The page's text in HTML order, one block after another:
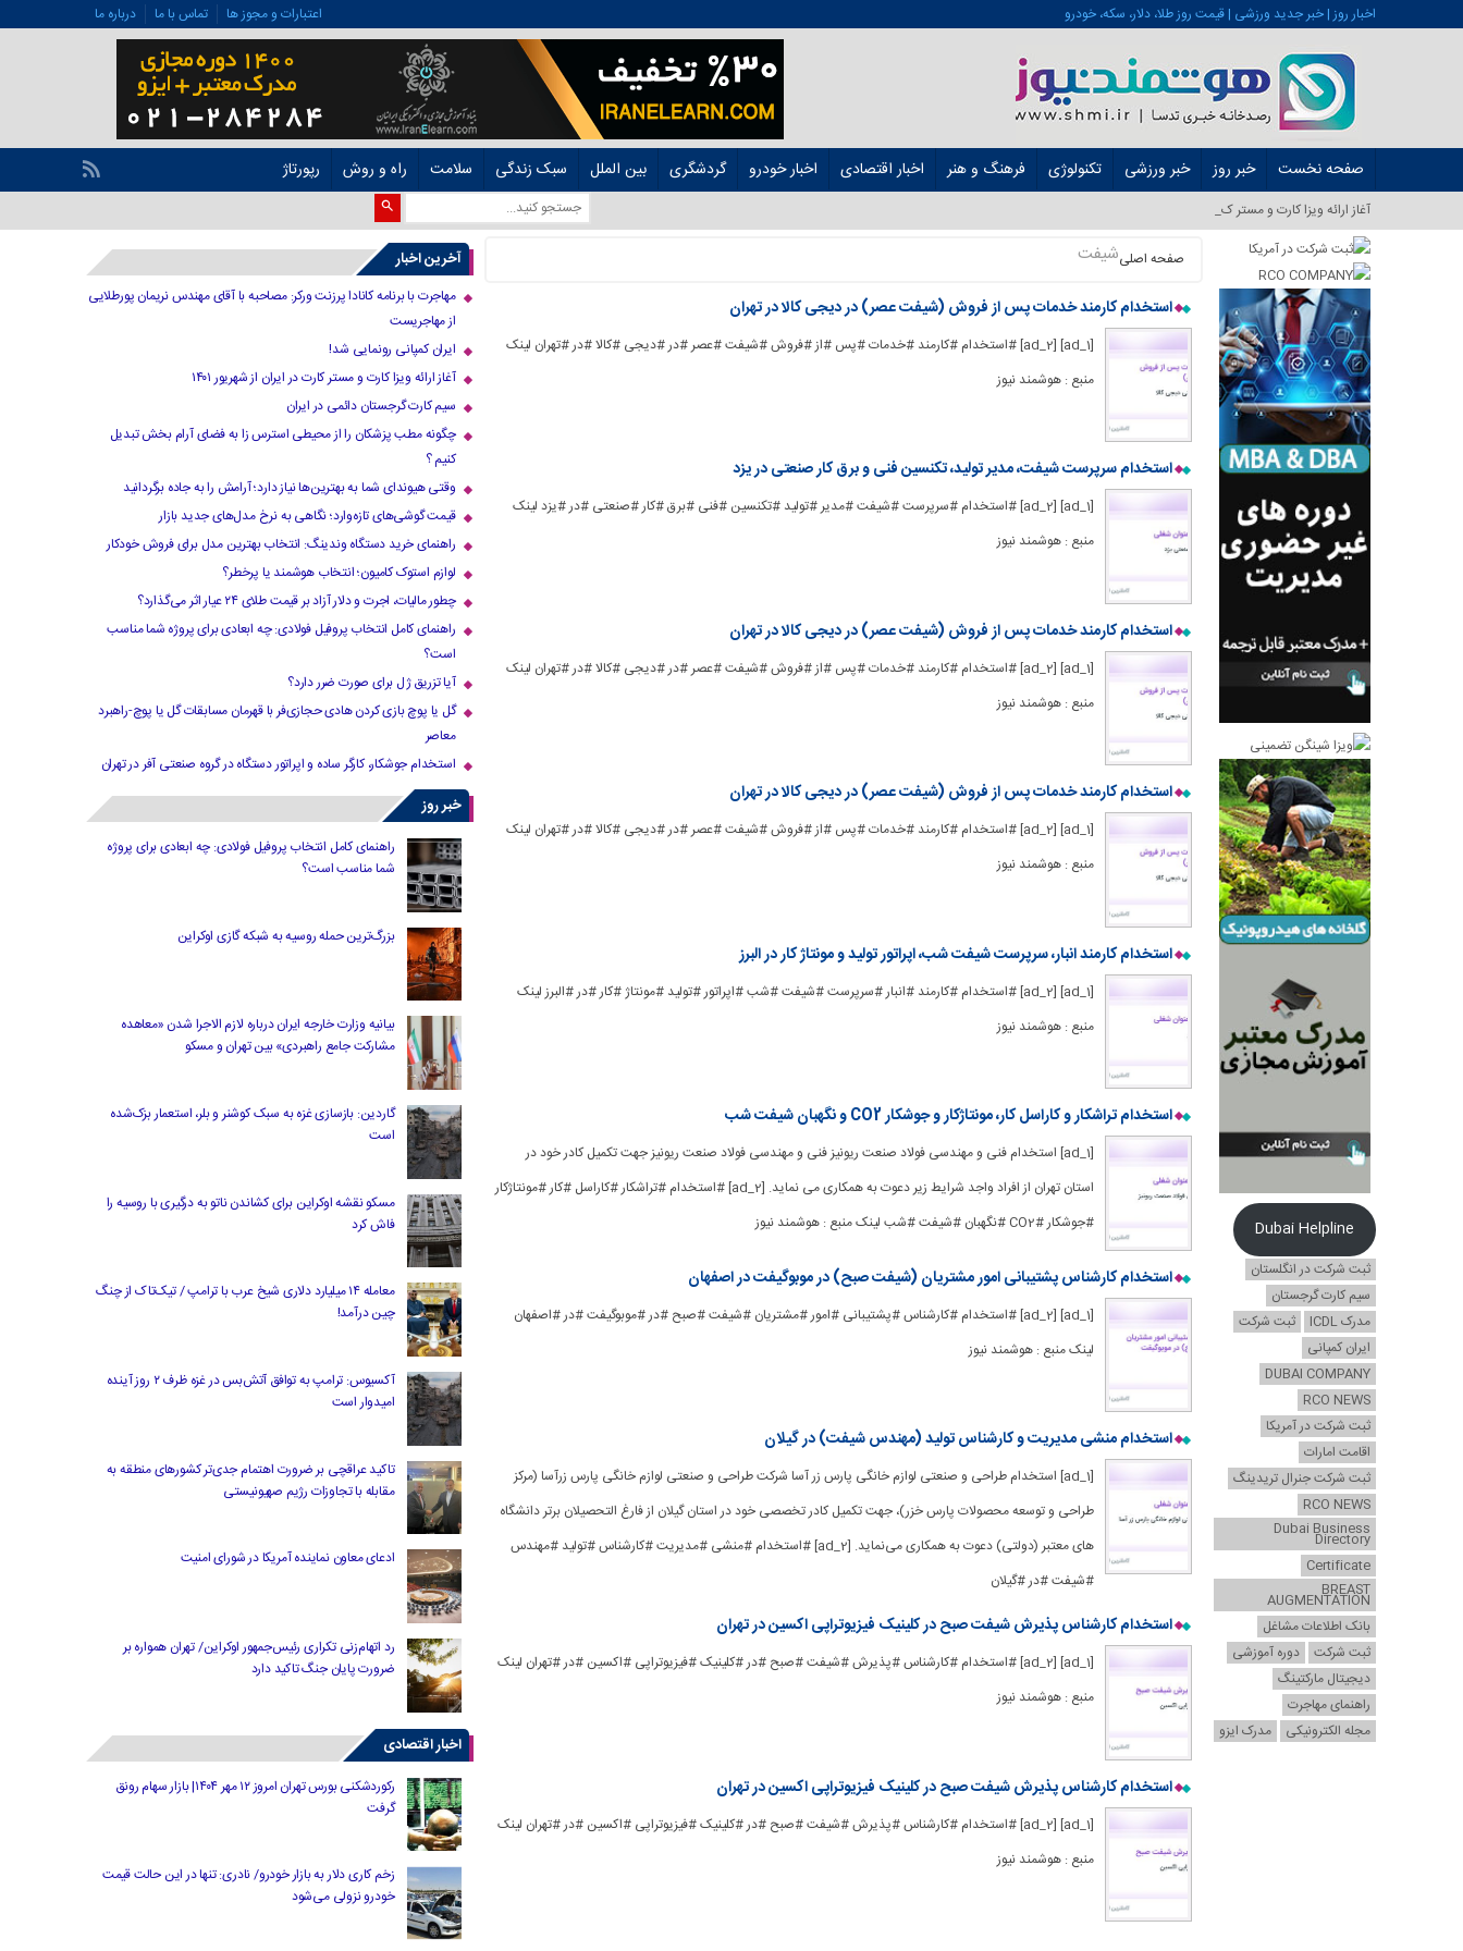
اخبار روز | خبر جدید ورزشی | قیمت روز طلا، دلار، سکه، خودرو اعتبارات و مجوز ها تماس با ما درباره ما
صفحه نخست خبر روز خبر ورزشی تکنولوژی فرهنگ و هنر اخبار اقتصادی اخبار خودرو گردشگری بین الملل سبک زندگی سلامت راه و روش رپورتاژ
آغاز ارائه ویزا کارت و مستر کارت در ای_
صفحه اصلیشیفت
استخدام کارمند خدمات پس از فروش (شیفت عصر) در دیجی کالا در تهران
[ad_1] [ad_2] #استخدام #کارمند #خدمات #پس #از #فروش #شیفت #عصر #در #دیجی #کالا #در #تهران لینک
منبع : هوشمند نیوز
استخدام سرپرست شیفت، مدیر تولید، تکنسین فنی و برق کار صنعتی در یزد
[ad_1] [ad_2] #استخدام #سرپرست #شیفت #مدیر #تولید #تکنسین #فنی #برق #کار #صنعتی #در #یزد لینک
منبع : هوشمند نیوز
استخدام کارمند خدمات پس از فروش (شیفت عصر) در دیجی کالا در تهران
[ad_1] [ad_2] #استخدام #کارمند #خدمات #پس #از #فروش #شیفت #عصر #در #دیجی #کالا #در #تهران لینک
منبع : هوشمند نیوز
استخدام کارمند خدمات پس از فروش (شیفت عصر) در دیجی کالا در تهران
[ad_1] [ad_2] #استخدام #کارمند #خدمات #پس #از #فروش #شیفت #عصر #در #دیجی #کالا #در #تهران لینک
منبع : هوشمند نیوز
استخدام کارمند انبار، سرپرست شیفت شب، اپراتور تولید و مونتاژ کار در البرز
[ad_1] [ad_2] #استخدام #کارمند #انبار #سرپرست #شیفت #شب #اپراتور #تولید #مونتاژ #کار #در #البرز لینک
منبع : هوشمند نیوز
استخدام تراشکار و کاراسل کار، مونتاژکار و جوشکار CO2 و نگهبان شیفت شب
[ad_1] استخدام فنی و مهندسی فولاد صنعت ریونیز فنی و مهندسی فولاد صنعت ریونیز جهت تکمیل کادر خود در
استان تهران از افراد واجد شرایط زیر دعوت به همکاری می نماید. [ad_2] #استخدام #تراشکار #کاراسل #کار #مونتاژکار
#جوشکار #CO2 #نگهبان #شیفت #شب لینک منبع : هوشمند نیوز
استخدام کارشناس پشتیبانی امور مشتریان (شیفت صبح) در موبوگیفت در اصفهان
[ad_1] [ad_2] #استخدام #کارشناس #پشتیبانی #امور #مشتریان #شیفت #صبح #در #موبوگیفت #در #اصفهان
لینک منبع : هوشمند نیوز
استخدام منشی مدیریت و کارشناس تولید (مهندس شیفت) در گیلان
[ad_1] استخدام طراحی و صنعتی لوازم خانگی پارس زر آسا شرکت طراحی و صنعتی لوازم خانگی پارس زرآسا (مرکز
طراحی و توسعه محصولات پارس خزر)، جهت تکمیل کادر تخصصی خود در استان‌ گیلان از فارغ التحصیلان برتر دانشگاه
های معتبر (دولتی) دعوت به همکاری می‌نماید. [ad_2] #استخدام #منشی #مدیریت #کارشناس #تولید #مهندس
#شیفت #در #گیلان
استخدام کارشناس پذیرش شیفت صبح در کلینیک فیزیوتراپی اکسین در تهران
[ad_1] [ad_2] #استخدام #کارشناس #پذیرش #شیفت #صبح #در #کلینیک #فیزیوتراپی #اکسین #در #تهران لینک
منبع : هوشمند نیوز
استخدام کارشناس پذیرش شیفت صبح در کلینیک فیزیوتراپی اکسین در تهران
[ad_1] [ad_2] #استخدام #کارشناس #پذیرش #شیفت #صبح #در #کلینیک #فیزیوتراپی #اکسین #در #تهران لینک
منبع : هوشمند نیوز
Dubai Helpline
ثبت شرکت در انگلستان
سیم کارت گرجستان
مدرک ICDL
ثبت شرکت
ایران کمپانی
DUBAI COMPANY
RCO NEWS
ثبت شرکت در آمریکا
اقامت امارات
ثبت شرکت جنرال تریدینگ
RCO NEWS
Dubai Business
Directory
Certificate
BREAST
AUGMENTATION
بانک اطلاعات مشاغل
ثبت شرکت
دوره آموزشی
دیجیتال مارکتینگ
راهنمای مهاجرت
مجله الکترونیکی
مدرک ایزو
آخرین اخبار
مهاجرت با برنامه کانادا پرزنت ورکر: مصاحبه با آقای مهندس نریمان پورطلایی
از مهاجریست
ایران کمپانی رونمایی شد!
آغاز ارائه ویزا کارت و مستر کارت در ایران از شهریور ۱۴۰۱
سیم کارت گرجستان دائمی در ایران
چگونه مطب پزشکان را از محیطی استرس زا به فضای آرام بخش تبدیل
کنیم ؟
وقتی هیوندای شما به بهترین‌ها نیاز دارد؛ آرامش را به جاده برگردانید
قیمت گوشی‌های تازه‌وارد؛ نگاهی به نرخ مدل‌های جدید بازار
راهنمای خرید دستگاه وندینگ: انتخاب بهترین مدل برای فروش خودکار
لوازم استوک کامیون؛ انتخاب هوشمند یا پرخطر؟
چطور مالیات، اجرت و دلار آزاد بر قیمت طلای ۲۴ عیار اثر می‌گذارد؟
راهنمای کامل انتخاب پروفیل فولادی: چه ابعادی برای پروژه شما مناسب
است؟
آیا تزریق ژل برای صورت ضرر دارد​؟
گل یا پوچ بازی کردن هادی حجازی‌فر با قهرمان مسابقات گل یا پوچ-راهبرد
معاصر
استخدام جوشکار، کارگر ساده و اپراتور دستگاه در گروه صنعتی آفر در تهران
خبر روز
راهنمای کامل انتخاب پروفیل فولادی: چه ابعادی برای پروژه
شما مناسب است؟
بزرگ‌ترین حمله روسیه به شبکه گازی اوکراین
بیانیه وزارت خارجه ایران درباره لازم‌ الاجرا شدن «معاهده
مشارکت جامع راهبردی» بین تهران و مسکو
گاردین: بازسازی غزه به سبک کوشنر و بلر، استعمار بزک‌شده
است
مسکو نقشه اوکراین برای کشاندن ناتو به درگیری با روسیه را
فاش کرد
معامله ۱۴ میلیارد دلاری شیخ عرب با ترامپ / تیک‌تاک از چنگ
چین درآمد!
آکسیوس: ترامپ به توافق آتش‌بس در غزه ظرف ۲ روز آینده
امیدوار است
تاکید عراقچی بر ضرورت اهتمام جدی‌تر کشورهای منطقه به
مقابله با تجاوزات رژیم صهیونیستی
ادعای معاون نماینده آمریکا در شورای امنیت
رد اتهام‌زنی تکراری رئیس‌جمهور اوکراین/ تهران همواره بر
ضرورت پایان جنگ تاکید دارد
اخبار اقتصادی
رکوردشکنی بورس تهران امروز ۱۲ مهر ۱۴۰۴| بازار سهام رونق
گرفت
زخم کاری دلار به بازار خودرو/ نادری: تنها در این حالت قیمت
خودرو نزولی می‌شود